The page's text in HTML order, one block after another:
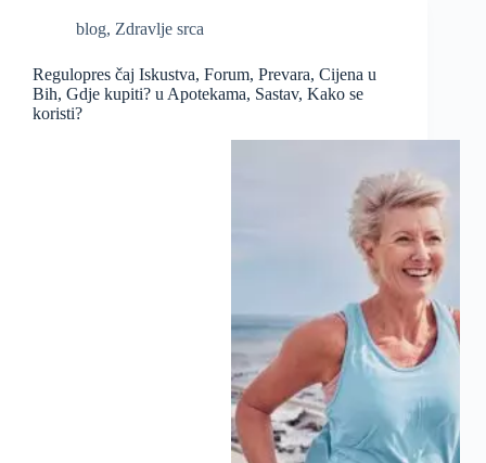
blog, Zdravlje srca
Regulopres čaj Iskustva, Forum, Prevara, Cijena u
Bih, Gdje kupiti? u Apotekama, Sastav, Kako se
koristi?